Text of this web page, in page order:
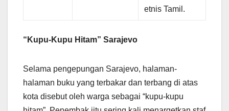
etnis Tamil.
“Kupu-Kupu Hitam” Sarajevo
Selama pengepungan Sarajevo, halaman-
halaman buku yang terbakar dan terbang di atas
kota disebut oleh warga sebagai “kupu-kupu